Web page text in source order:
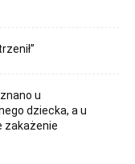
u
dziecka, a u
zakażenie